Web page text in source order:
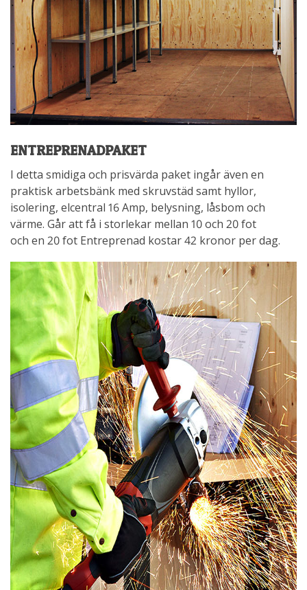
ENTREPRENADPAKET
I detta smidiga och prisvärda paket ingår även en
praktisk arbetsbänk med skruvstäd samt hyllor,
isolering, elcentral 16 Amp, belysning, låsbom och
värme. Går att få i storlekar mellan 10 och 20 fot
och en 20 fot Entreprenad kostar 42 kronor per dag.